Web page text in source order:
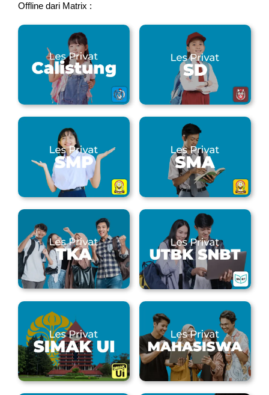
Offline dari Matrix :